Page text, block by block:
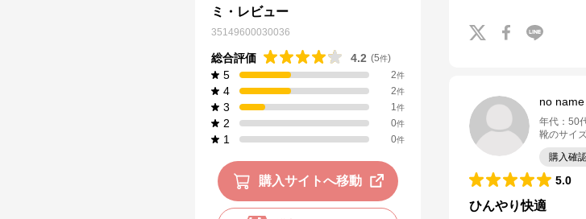
ミ・レビュー
35149600030036
総合評価 4.2 (5件)
5 2件
4 2件
3 1件
2 0件
1 0件
購入サイトへ移動
no name
年代 ： 50
靴のサイ
購入確
5.0
ひんやり快適